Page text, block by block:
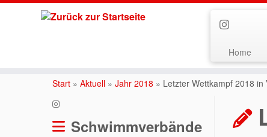
Home
Start » Aktuell » Jahr 2018 » Letzter Wettkampf 2018 in
Schwimmverbände